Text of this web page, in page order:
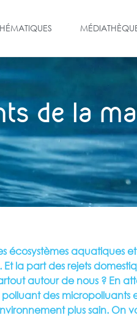
de la
écosystèmes aquatiques
la part des rejets
autour de nous ? En
des micropolluants
plus sain. On